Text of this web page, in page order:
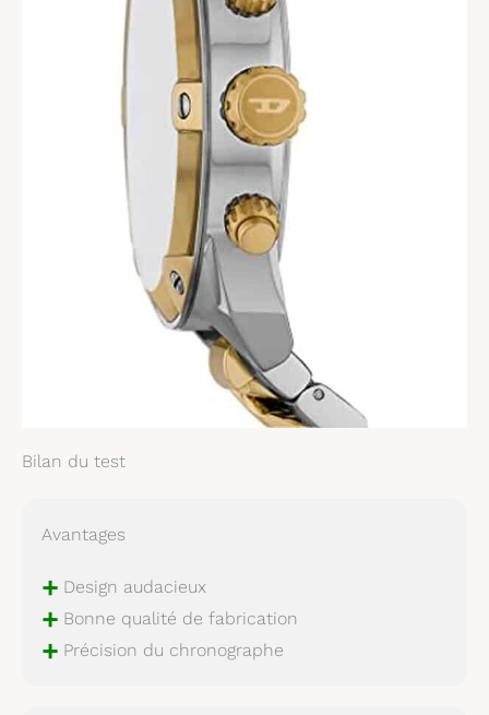
Bilan du test
Avantages
+Design audacieux
+Bonne qualité de fabrication
+Précision du chronographe